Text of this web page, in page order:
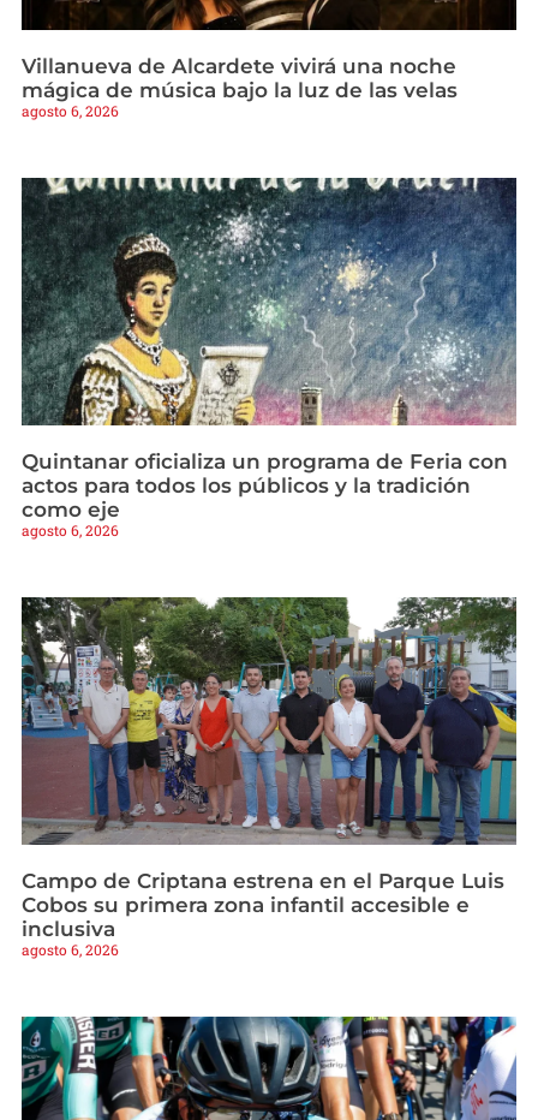
Villanueva de Alcardete vivirá una noche
mágica de música bajo la luz de las velas
agosto 6, 2026
Quintanar oficializa un programa de Feria con
actos para todos los públicos y la tradición
como eje
agosto 6, 2026
Campo de Criptana estrena en el Parque Luis
Cobos su primera zona infantil accesible e
inclusiva
agosto 6, 2026